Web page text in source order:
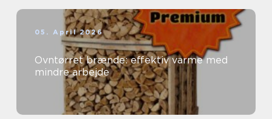
05. April 2026
Ovntørret brænde: effektiv varme med
mindre arbejde